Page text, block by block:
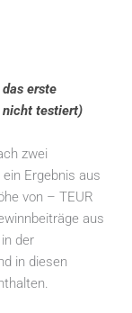
erste
nicht testiert)
zwei
Ergebnis aus
von – TEUR
aus
der
in diesen